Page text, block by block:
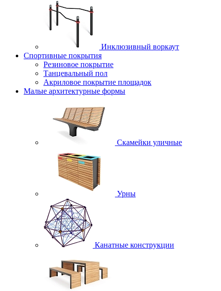
Инклюзивный воркаут
Спортивные покрытия
Резиновое покрытие
Танцевальный пол
Акриловое покрытие площадок
Малые архитектурные формы
Скамейки уличные
Урны
Канатные конструкции